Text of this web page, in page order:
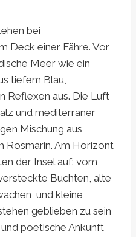
bei
Deck einer Fähre. Vor
Meer wie ein
tiefem Blau,
Reflexen aus. Die Luft
und mediterraner
Mischung aus
Rosmarin. Am Horizont
der Insel auf: vom
Buchten, alte
und kleine
geblieben zu sein
poetische Ankunft